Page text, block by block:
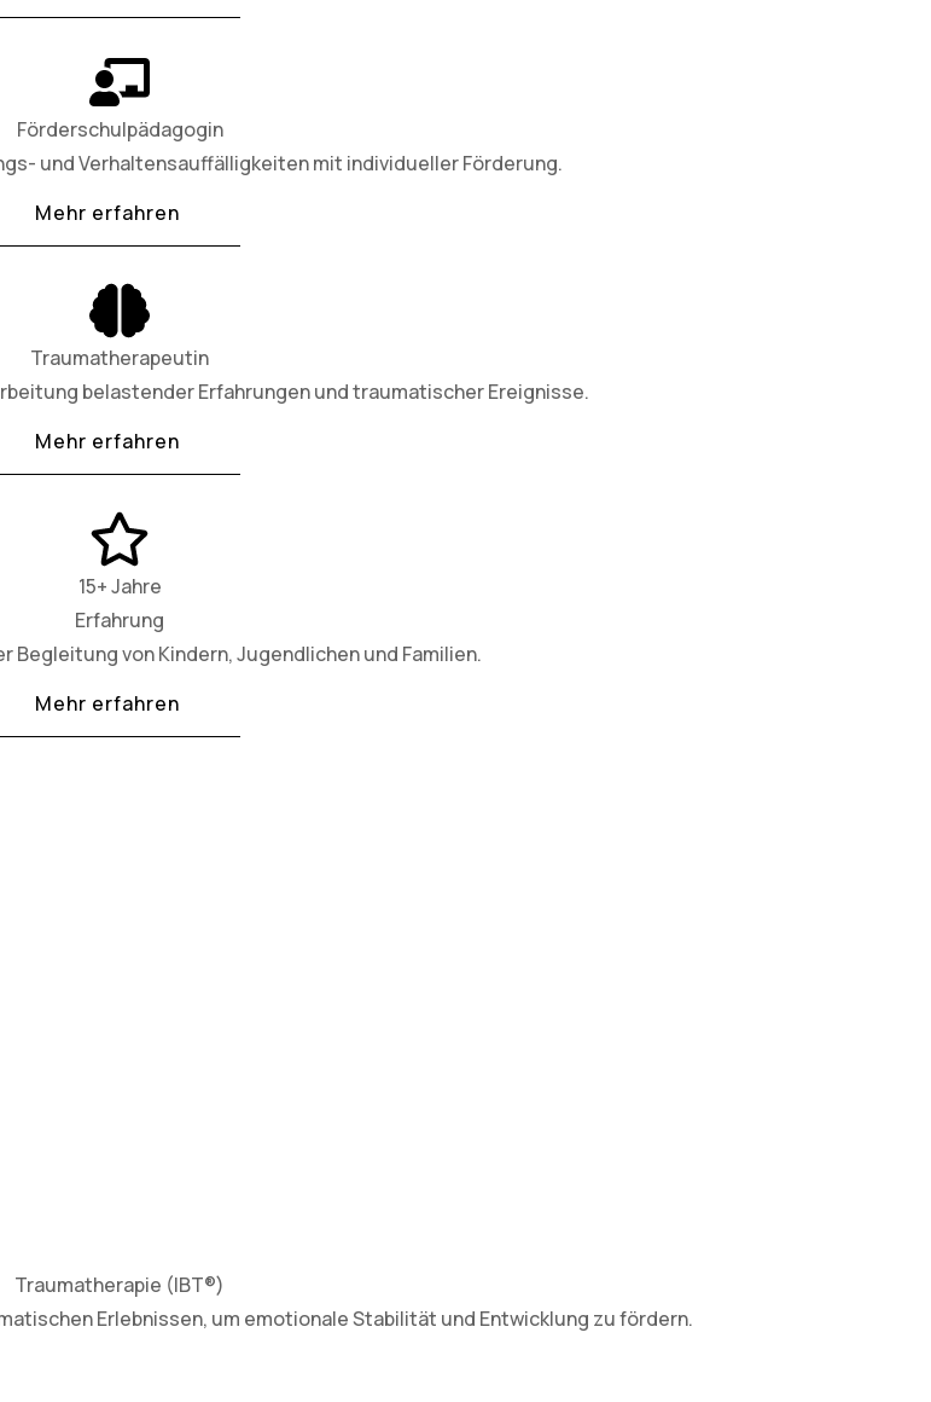
Förderschulpädagogin
und Verhaltensauffälligkeiten mit individueller Förderung.
Mehr erfahren
Traumatherapeutin
belastender Erfahrungen und traumatischer Ereignisse.
Mehr erfahren
15+ Jahre
Erfahrung
Begleitung von Kindern, Jugendlichen und Familien.
Mehr erfahren
Traumatherapie (IBT®)
Erlebnissen, um emotionale Stabilität und Entwicklung zu fördern.